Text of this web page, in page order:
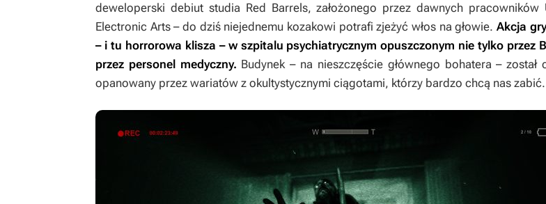
deweloperski debiut studia Red Barrels, założonego przez dawnych pracowników
Electronic Arts – do dziś niejednemu kozakowi potrafi zjeżyć włos na głowie. Akcja
– i tu horrorowa klisza – w szpitalu psychiatrycznym opuszczonym nie tylko przez
przez personel medyczny. Budynek – na nieszczęście głównego bohatera – został
opanowany przez wariatów z okultystycznymi ciągotami, którzy bardzo chcą nas zabić.